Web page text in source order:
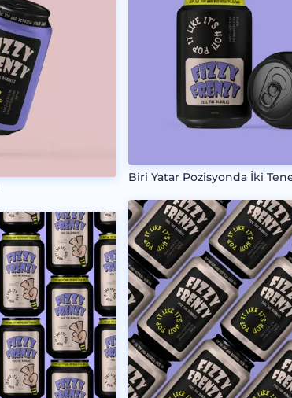
Biri Yatar Pozisyonda İki